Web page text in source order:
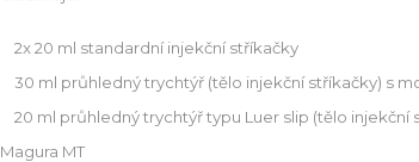
2x 20 ml standardní injekční stříkačky
30 ml průhledný trychtýř (tělo injekční stříkačky) s
20 ml průhledný trychtýř typu Luer slip (tělo injekční
Magura MT